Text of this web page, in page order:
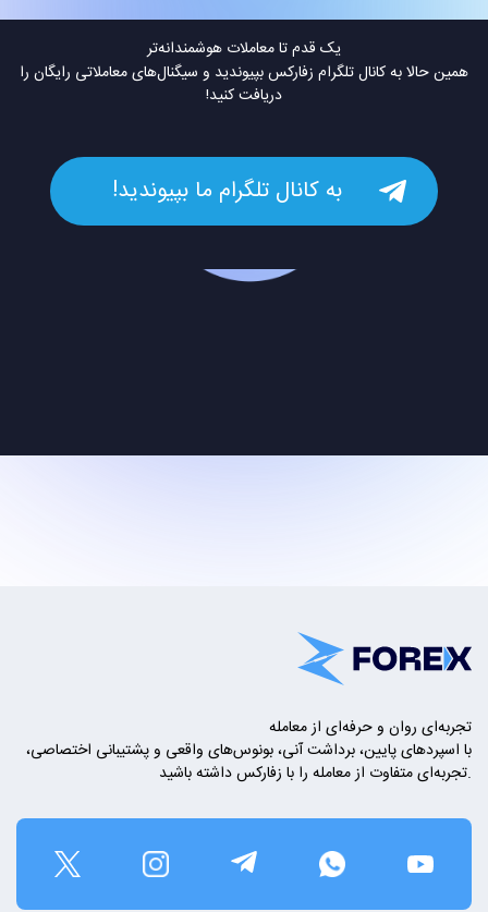
یک قدم تا معاملات هوشمندانه‌تر
همین حالا به کانال تلگرام زفارکس بپیوندید و سیگنال‌های معاملاتی رایگان را
دریافت کنید!
به کانال تلگرام ما بپیوندید!
تجربه‌ای روان و حرفه‌ای از معامله
با اسپردهای پایین، برداشت آنی، بونوس‌های واقعی و پشتیبانی اختصاصی،
تجربه‌ای متفاوت از معامله را با زفارکس داشته باشید.